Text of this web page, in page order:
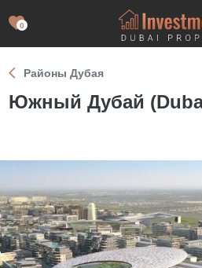
0
Районы Дубая
Южный Дубай